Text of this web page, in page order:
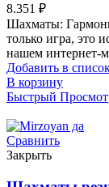
8.351 ₽
Шахматы:
только игра, это
нашем интернет-
Добавить в
В корзину
Быстрый
Сравнить
Закрыть